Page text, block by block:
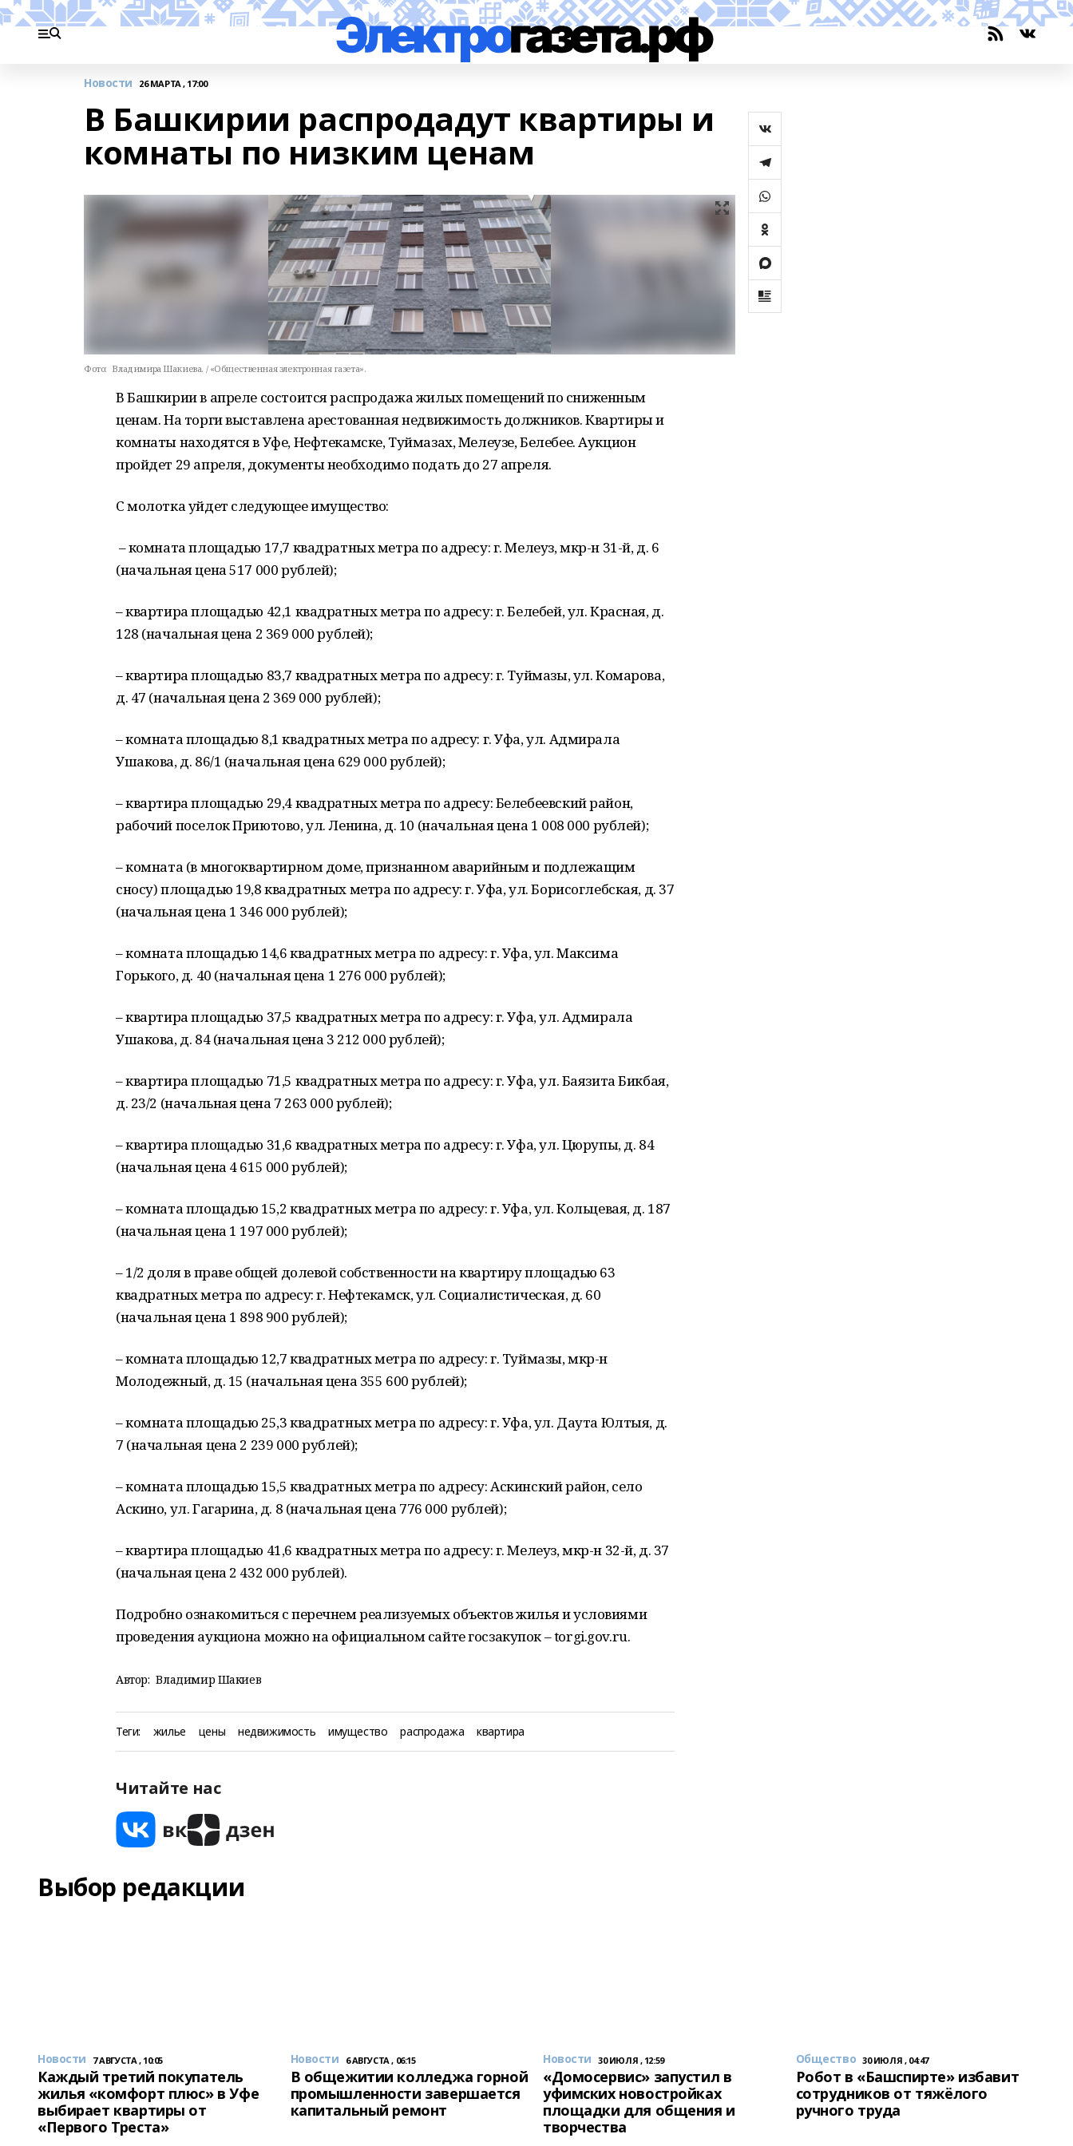
Новости 26 МАРТА , 17:00
В Башкирии распродадут квартиры и
комнаты по низким ценам
Фото: Владимира Шакиева. / «Общественная электронная газета».
В Башкирии в апреле состоится распродажа жилых помещений по сниженным
ценам. На торги выставлена арестованная недвижимость должников. Квартиры и
комнаты находятся в Уфе, Нефтекамске, Туймазах, Мелеузе, Белебее. Аукцион
пройдет 29 апреля, документы необходимо подать до 27 апреля.
С молотка уйдет следующее имущество:
– комната площадью 17,7 квадратных метра по адресу: г. Мелеуз, мкр-н 31-й, д. 6
(начальная цена 517 000 рублей);
– квартира площадью 42,1 квадратных метра по адресу: г. Белебей, ул. Красная, д.
128 (начальная цена 2 369 000 рублей);
– квартира площадью 83,7 квадратных метра по адресу: г. Туймазы, ул. Комарова,
д. 47 (начальная цена 2 369 000 рублей);
– комната площадью 8,1 квадратных метра по адресу: г. Уфа, ул. Адмирала
Ушакова, д. 86/1 (начальная цена 629 000 рублей);
– квартира площадью 29,4 квадратных метра по адресу: Белебеевский район,
рабочий поселок Приютово, ул. Ленина, д. 10 (начальная цена 1 008 000 рублей);
– комната (в многоквартирном доме, признанном аварийным и подлежащим
сносу) площадью 19,8 квадратных метра по адресу: г. Уфа, ул. Борисоглебская, д. 37
(начальная цена 1 346 000 рублей);
– комната площадью 14,6 квадратных метра по адресу: г. Уфа, ул. Максима
Горького, д. 40 (начальная цена 1 276 000 рублей);
– квартира площадью 37,5 квадратных метра по адресу: г. Уфа, ул. Адмирала
Ушакова, д. 84 (начальная цена 3 212 000 рублей);
– квартира площадью 71,5 квадратных метра по адресу: г. Уфа, ул. Баязита Бикбая,
д. 23/2 (начальная цена 7 263 000 рублей);
– квартира площадью 31,6 квадратных метра по адресу: г. Уфа, ул. Цюрупы, д. 84
(начальная цена 4 615 000 рублей);
– комната площадью 15,2 квадратных метра по адресу: г. Уфа, ул. Кольцевая, д. 187
(начальная цена 1 197 000 рублей);
– 1/2 доля в праве общей долевой собственности на квартиру площадью 63
квадратных метра по адресу: г. Нефтекамск, ул. Социалистическая, д. 60
(начальная цена 1 898 900 рублей);
– комната площадью 12,7 квадратных метра по адресу: г. Туймазы, мкр-н
Молодежный, д. 15 (начальная цена 355 600 рублей);
– комната площадью 25,3 квадратных метра по адресу: г. Уфа, ул. Даута Юлтыя, д.
7 (начальная цена 2 239 000 рублей);
– комната площадью 15,5 квадратных метра по адресу: Аскинский район, село
Аскино, ул. Гагарина, д. 8 (начальная цена 776 000 рублей);
– квартира площадью 41,6 квадратных метра по адресу: г. Мелеуз, мкр-н 32-й, д. 37
(начальная цена 2 432 000 рублей).
Подробно ознакомиться с перечнем реализуемых объектов жилья и условиями
проведения аукциона можно на официальном сайте госзакупок – torgi.gov.ru.
Автор: Владимир Шакиев
Теги: жилье цены недвижимость имущество распродажа квартира
Читайте нас
Выбор редакции
Новости 7 АВГУСТА , 10:05
Каждый третий покупатель
жилья «комфорт плюс» в Уфе
выбирает квартиры от
«Первого Треста»
Новости 6 АВГУСТА , 06:15
В общежитии колледжа горной
промышленности завершается
капитальный ремонт
Новости 30 ИЮЛЯ , 12:59
«Домосервис» запустил в
уфимских новостройках
площадки для общения и
творчества
Общество 30 ИЮЛЯ , 04:47
Робот в «Башспирте» избавит
сотрудников от тяжёлого
ручного труда